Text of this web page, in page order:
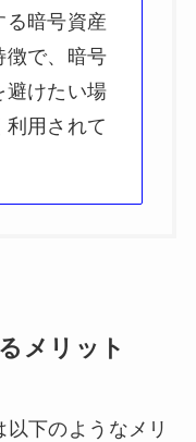
る暗号資産
徴で、暗号
避けたい場
用されて
メリット
下のようなメリ